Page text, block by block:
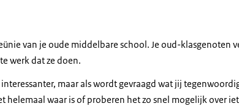
van je oude middelbare school. Je oud-klasgenoten
werk dat ze doen.
maar als wordt gevraagd wat jij
helemaal waar is of proberen het zo snel mogelijk over